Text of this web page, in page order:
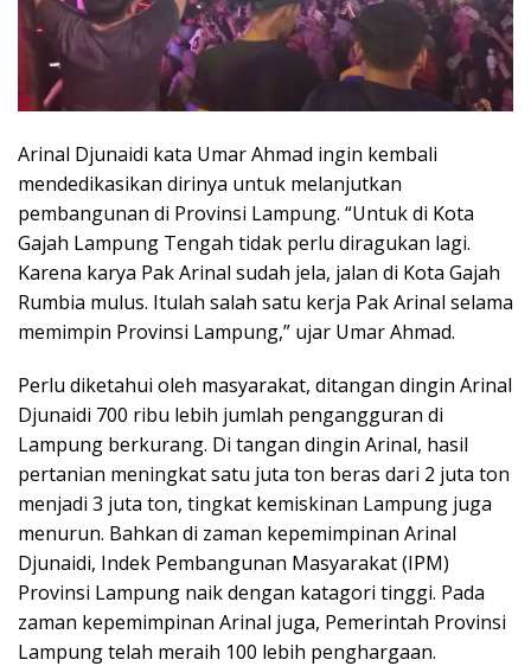
Arinal Djunaidi kata Umar Ahmad ingin kembali
mendedikasikan dirinya untuk melanjutkan
pembangunan di Provinsi Lampung. “Untuk di Kota
Gajah Lampung Tengah tidak perlu diragukan lagi.
Karena karya Pak Arinal sudah jela, jalan di Kota Gajah
Rumbia mulus. Itulah salah satu kerja Pak Arinal selama
memimpin Provinsi Lampung,” ujar Umar Ahmad.
Perlu diketahui oleh masyarakat, ditangan dingin Arinal
Djunaidi 700 ribu lebih jumlah pengangguran di
Lampung berkurang. Di tangan dingin Arinal, hasil
pertanian meningkat satu juta ton beras dari 2 juta ton
menjadi 3 juta ton, tingkat kemiskinan Lampung juga
menurun. Bahkan di zaman kepemimpinan Arinal
Djunaidi, Indek Pembangunan Masyarakat (IPM)
Provinsi Lampung naik dengan katagori tinggi. Pada
zaman kepemimpinan Arinal juga, Pemerintah Provinsi
Lampung telah meraih 100 lebih penghargaan.